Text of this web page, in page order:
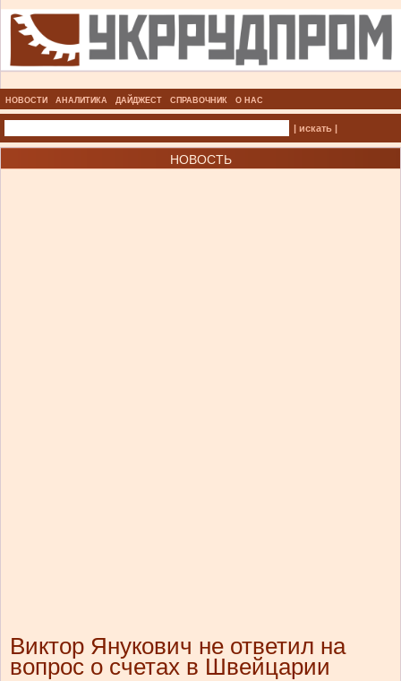
НОВОСТИ АНАЛИТИКА ДАЙДЖЕСТ СПРАВОЧНИК О НАС
| искать |
НОВОСТЬ
Виктор Янукович не ответил на
вопрос о счетах в Швейцарии